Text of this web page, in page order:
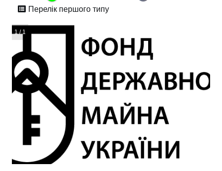
Перелік першого типу
1 / 1